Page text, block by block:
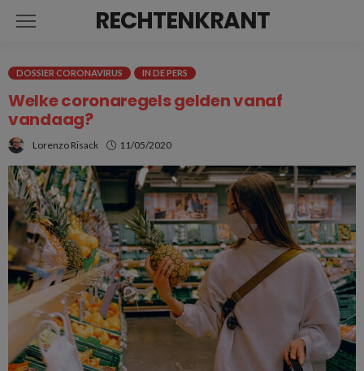
RECHTENKRANT
DOSSIER CORONAVIRUS IN DE PERS
Welke coronaregels gelden vanaf
vandaag?
Lorenzo Risack 11/05/2020